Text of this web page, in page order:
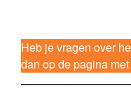
Heb je vragen over
dan op de pagina met